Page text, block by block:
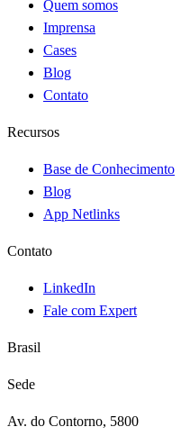
Quem somos
Imprensa
Cases
Blog
Contato
Recursos
Base de Conhecimento
Blog
App Netlinks
Contato
LinkedIn
Fale com Expert
Brasil
Sede
Av. do Contorno, 5800